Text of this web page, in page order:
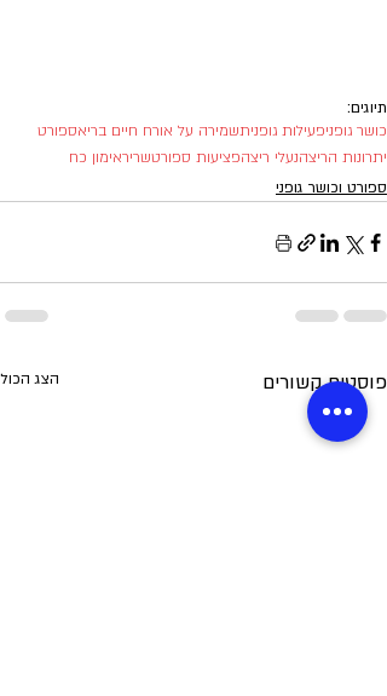
תיוגים:
כושר גופניפעילות גופניתשמירה על אורח חיים בריאספורט
יתרונות הריצהנעלי ריצהפציעות ספורטשריראימון כח
ספורט וכושר גופני
פוסטים קשורים הצג הכול